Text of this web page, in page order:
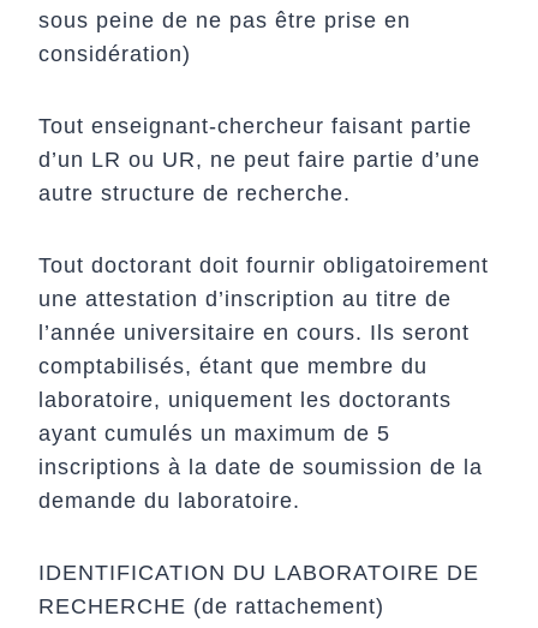
sous peine de ne pas être prise en
considération)
Tout enseignant-chercheur faisant partie
d’un LR ou UR, ne peut faire partie d’une
autre structure de recherche.
Tout doctorant doit fournir obligatoirement
une attestation d’inscription au titre de
l’année universitaire en cours. Ils seront
comptabilisés, étant que membre du
laboratoire, uniquement les doctorants
ayant cumulés un maximum de 5
inscriptions à la date de soumission de la
demande du laboratoire.
IDENTIFICATION DU LABORATOIRE DE
RECHERCHE (de rattachement)